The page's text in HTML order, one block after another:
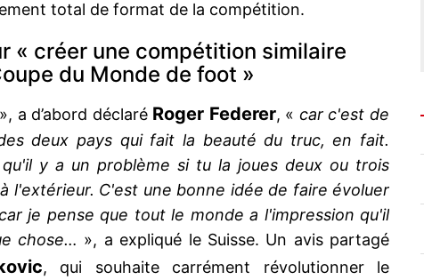
total de format de la compétition.
« créer une compétition similaire
du Monde de foot »
a d’abord déclaré Roger Federer, « car c'est de
deux pays qui fait la beauté du truc, en fait.
y a un problème si tu la joues deux ou trois
l'extérieur. C'est une bonne idée de faire évoluer
je pense que tout le monde a l'impression qu'il
chose… », a expliqué le Suisse. Un avis partagé
, qui souhaite carrément révolutionner le